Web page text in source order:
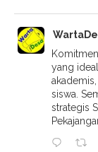
yang
siswa.
strategis